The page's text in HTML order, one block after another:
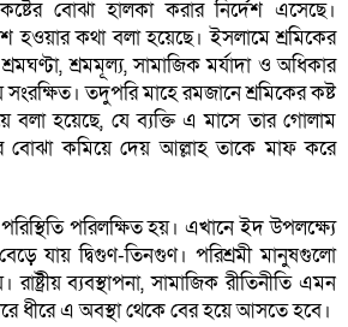
বোঝা হালকা করার নির্দেশ এসেছে।
হওয়ার কথা বলা হয়েছে। ইসলামে শ্রমিকের
শ্রমমূল্য, সামাজিক মর্যাদা ও অধিকার
তদুপরি মাহে রমজানে শ্রমিকের কষ্ট
বলা হয়েছে, যে ব্যক্তি এ মাসে তার গোলাম
বোঝা কমিয়ে দেয় আল্লাহ তাকে মাফ করে
পরিলক্ষিত হয়। এখানে ইদ উপলক্ষ্যে
যায় দ্বিগুণ-তিনগুণ। পরিশ্রমী মানুষগুলো
ব্যবস্থাপনা, সামাজিক রীতিনীতি এমন
ধীরে এ অবস্থা থেকে বের হয়ে আসতে হবে।